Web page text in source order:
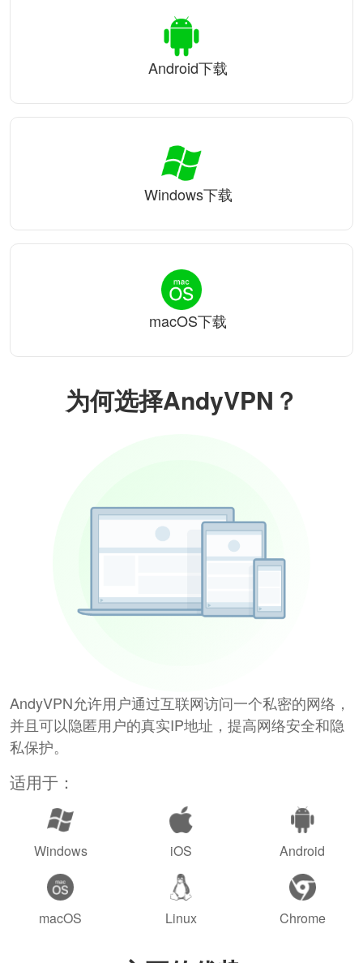
为何选择AndyVPN？
AndyVPN允许用户通过互联网访问一个私密的网络，
并且可以隐匿用户的真实IP地址，提高网络安全和隐
私保护。
适用于：
Windows iOS Android
macOS Linux Chrome
Android下载
Windows下载
macOS下载